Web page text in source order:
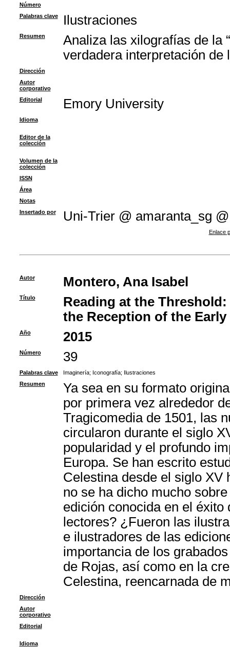
Número
Palabras clave
Ilustraciones
Resumen
Analiza las xilografías de la
verdadera interpretación de
Dirección
Autor
corporativo
Editorial
Emory University
Idioma
Editor de la
colección
Volumen de la
colección
ISSN
Área
Notas
Insertado por
Uni-Trier @ amaranta_sg @
Enlace
Autor Montero, Ana Isabel
Título
Reading at the
the Reception of the
Año 2015
Número 39
Palabras clave Imaginería; Iconografía; Ilustraciones
Resumen
Ya sea en su formato
por primera vez alrededor
Tragicomedia de 1501, las
circularon durante el siglo
popularidad y el profundo
Europa. Se han escrito
Celestina desde el siglo XV
no se ha dicho mucho
edición conocida en el
lectores? ¿Fueron las
e ilustradores de las
importancia de los
de Rojas, así como en la
Celestina, reencarnada de
Dirección
Autor
corporativo
Editorial
Idioma